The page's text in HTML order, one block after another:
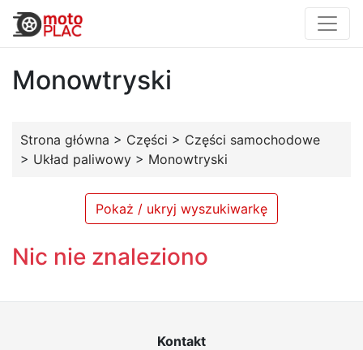
Monowtryski
Strona główna > Części > Części samochodowe
> Układ paliwowy > Monowtryski
Pokaż / ukryj wyszukiwarkę
Nic nie znaleziono
Kontakt